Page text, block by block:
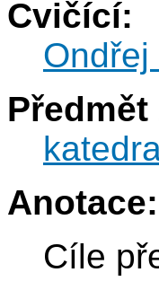
Cvičící:
Ondřej
Anotace:
Cíle